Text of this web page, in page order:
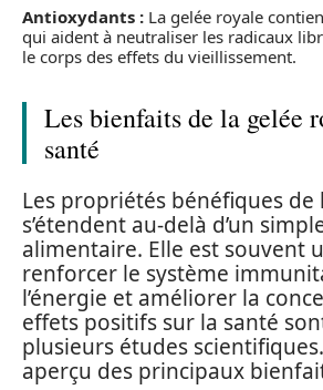
Antioxydants : La gelée royale
qui aident à neutraliser les radicaux
le corps des effets du vieillissement.
Les bienfaits de la gelée
santé
Les propriétés bénéfiques de
s’étendent au-delà d’un
alimentaire. Elle est souvent
renforcer le système
l’énergie et améliorer la
effets positifs sur la santé
plusieurs études
aperçu des principaux